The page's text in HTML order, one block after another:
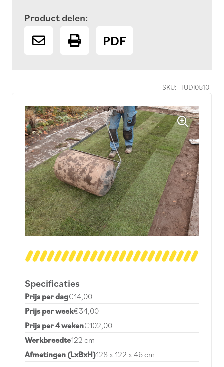
SKU: TUDI0510
Specificaties
Prijs per dag€14,00
Prijs per week€34,00
Prijs per 4 weken€102,00
Werkbreedte122 cm
Afmetingen (LxBxH)128 x 122 x 46 cm
Product delen:
PDF